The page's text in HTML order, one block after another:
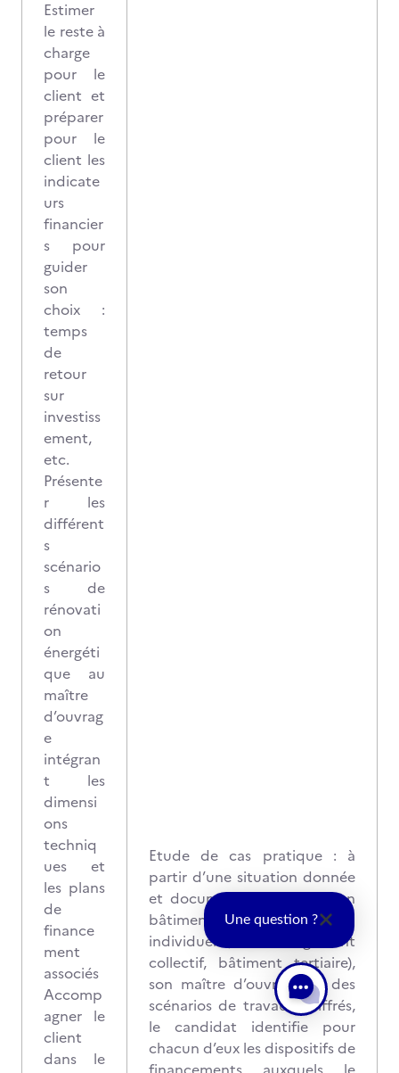
Estimer
le reste à
charge
pour le
client et
préparer
pour le
client les
indicate
urs
financier
s pour
guider
son
choix :
temps
de
retour
sur
investiss
ement,
etc.
Présente
r les
différent
s
scénario
s de
rénovati
on
énergéti
que au
maître
d’ouvrag
e
intégran
t les
dimensi
ons
techniq
ues et
les plans
de
finance
ment
associés
Accomp
agner le
client
dans le
Etude de cas pratique : à
partir d’une situation donnée
et documentée qualifiant un
bâtiment existant (maison
individuelle, logement
collectif, bâtiment tertiaire),
son maître d’ouvrage et des
scénarios de travaux chiffrés,
le candidat identifie pour
chacun d’eux les dispositifs de
Une question ?